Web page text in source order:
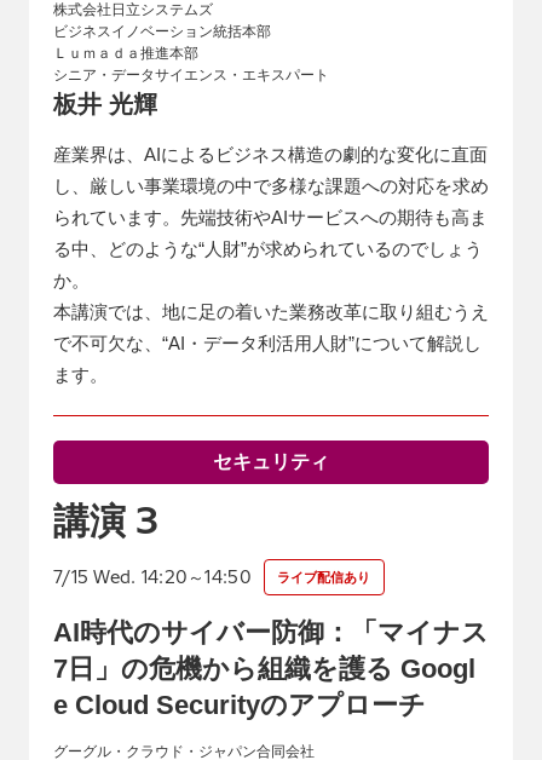
株式会社日立システムズ
ビジネスイノベーション統括本部
Ｌｕｍａｄａ推進本部
シニア・データサイエンス・エキスパート
板井 光輝
産業界は、AIによるビジネス構造の劇的な変化に直面
し、厳しい事業環境の中で多様な課題への対応を求め
られています。先端技術やAIサービスへの期待も高ま
る中、どのような“人財”が求められているのでしょう
か。
本講演では、地に足の着いた業務改革に取り組むうえ
で不可欠な、“AI・データ利活用人財”について解説し
ます。
セキュリティ
講演 3
7/15 Wed. 14:20～14:50 ライブ配信あり
AI時代のサイバー防御：「マイナス
7日」の危機から組織を護る Googl
e Cloud Securityのアプローチ
グーグル・クラウド・ジャパン合同会社